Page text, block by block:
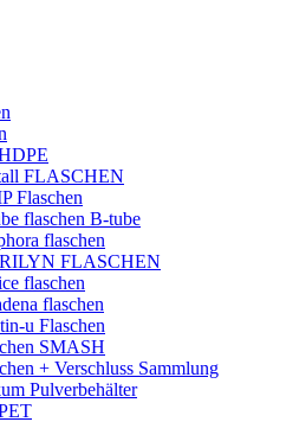
FLASCHEN
Flaschen
flaschen B-tube
flaschen
FLASCHEN
flaschen
flaschen
u Flaschen
SMASH
+ Verschluss Sammlung
Pulverbehälter